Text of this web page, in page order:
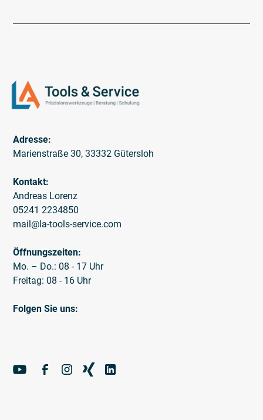
Adresse:
Marienstraße 30, 33332 Gütersloh
Kontakt:
Andreas Lorenz
05241 2234850
mail@la-tools-service.com
Öffnungszeiten:
Mo. – Do.: 08 - 17 Uhr
Freitag: 08 - 16 Uhr
Folgen Sie uns: